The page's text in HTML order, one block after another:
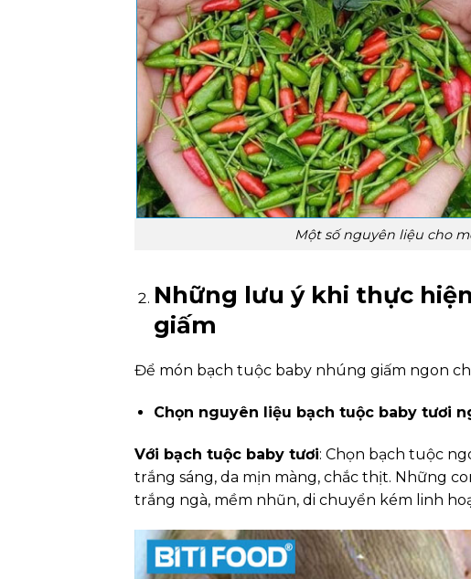
Một số nguyên liệu cho
Những lưu ý khi thực
giấm
Để món bạch tuộc baby nhúng giấm ngon
Chọn nguyên liệu bạch tuộc baby tươi
Với bạch tuộc baby tươi: Chọn bạch tuộc
trắng sáng, da mịn màng, chắc thịt. Những
trắng ngà, mềm nhũn, di chuyển kém linh